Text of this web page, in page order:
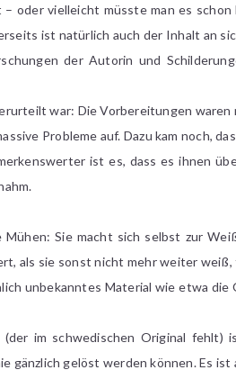
oder vielleicht müsste man es
ist natürlich auch der Inhalt an
der Autorin und
war: Die Vorbereitungen
Probleme auf. Dazu kam noch,
ist es, dass es ihnen
Mühen: Sie macht sich selbst zur
als sie sonst nicht mehr weiter
unbekanntes Material wie etwa
im schwedischen Original fehlt)
gänzlich gelöst werden können. Es